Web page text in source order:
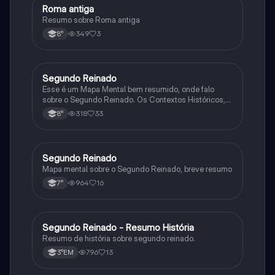
História
Roma antiga
Resumo sobre Roma antiga
8° 349 3
História
Segundo Reinado
Esse é um Mapa Mental bem resumido, onde falo
sobre o Segundo Reinado. Os Contextos Históricos,
Monarquia, Aspectos Políticos, Economia, Sociedade,
Cultura, Conflitos e Crises e Proclamação da
8° 318 33
História
Segundo Reinado
Mapa mental sobre o Segundo Reinado, breve resumo
7° 964 16
História
Segundo Reinado - Resumo História
Resumo de história sobre segundo reinado.
3°EM 796 13